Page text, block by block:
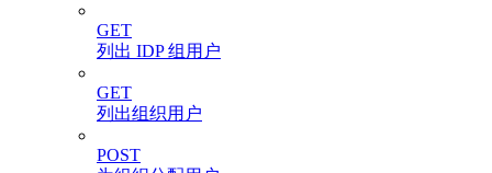
GET
列出 IDP 组用户
GET
列出组织用户
POST